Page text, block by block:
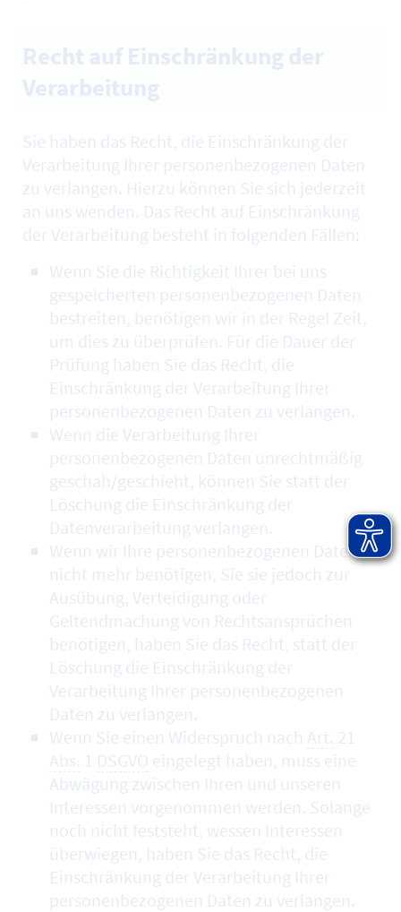
Sie haben das Recht, die Einschränkung der
Verarbeitung Ihrer personenbezogenen Daten
zu verlangen. Hierzu können Sie sich jederzeit
an uns wenden. Das Recht auf Einschränkung
der Verarbeitung besteht in folgenden Fällen:
Wenn Sie die Richtigkeit Ihrer bei uns
gespeicherten personenbezogenen Daten
bestreiten, benötigen wir in der Regel Zeit,
um dies zu überprüfen. Für die Dauer der
Prüfung haben Sie das Recht, die
Einschränkung der Verarbeitung Ihrer
personenbezogenen Daten zu verlangen.
Wenn die Verarbeitung Ihrer
personenbezogenen Daten unrechtmäßig
geschah/geschieht, können Sie statt der
Löschung die Einschränkung der
Datenverarbeitung verlangen.
Wenn wir Ihre personenbezogenen Daten
nicht mehr benötigen, Sie sie jedoch zur
Ausübung, Verteidigung oder
Geltendmachung von Rechtsansprüchen
benötigen, haben Sie das Recht, statt der
Löschung die Einschränkung der
Verarbeitung Ihrer personenbezogenen
Daten zu verlangen.
Wenn Sie einen Widerspruch nach Art. 21
Abs. 1 DSGVO eingelegt haben, muss eine
Abwägung zwischen Ihren und unseren
Interessen vorgenommen werden. Solange
noch nicht feststeht, wessen Interessen
überwiegen, haben Sie das Recht, die
Einschränkung der Verarbeitung Ihrer
personenbezogenen Daten zu verlangen.